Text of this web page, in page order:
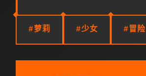
#萝莉 #少女 #冒险